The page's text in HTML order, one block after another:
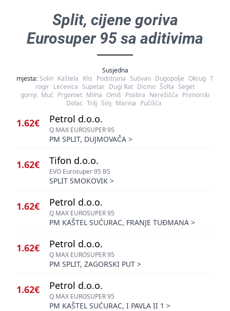
Split, cijene goriva
Eurosuper 95 sa aditivima
Susjedna
mjesta: Solin Kaštela Klis Podstrana Sutivan Dugopolje Okrug T
rogir Lećevica Supetar Dugi Rat Dicmo Šolta Seget
gornji Muć Prgomet Milna Omiš Postira Nerežišća Primorski
Dolac Trilj Sinj Marina Pučišća
1.62€ Petrol d.o.o.
Q MAX EUROSUPER 95
PM SPLIT, DUJMOVAČA >
1.62€ Tifon d.o.o.
EVO Eurosuper 95 BS
SPLIT SMOKOVIK >
1.62€ Petrol d.o.o.
Q MAX EUROSUPER 95
PM KAŠTEL SUĆURAC, FRANJE TUĐMANA >
1.62€ Petrol d.o.o.
Q MAX EUROSUPER 95
PM SPLIT, ZAGORSKI PUT >
1.62€ Petrol d.o.o.
Q MAX EUROSUPER 95
PM KAŠTEL SUĆURAC, I PAVLA II 1 >